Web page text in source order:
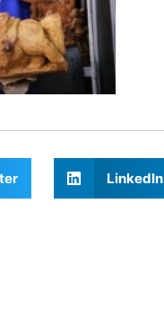
LinkedIn